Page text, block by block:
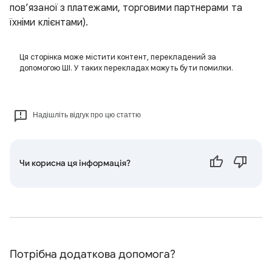
пов’язаної з платежами, торговими партнерами та
їхніми клієнтами).
Ця сторінка може містити контент, перекладений за
допомогою ШІ. У таких перекладах можуть бути помилки.
Надішліть відгук про цю статтю
Чи корисна ця інформація?
Потрібна додаткова допомога?